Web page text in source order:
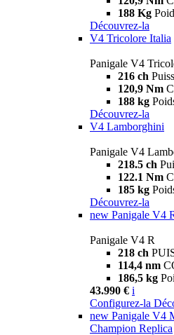
188 Kg
Découvrez-la
V4 Tricolore Italia
Panigale V4
216 ch
120,9 Nm
188 kg
Découvrez-la
V4 Lamborghini
Panigale V4
218.5 ch
122.1 Nm
185 kg
Découvrez-la
new Panigale V4
Panigale V4 R
218 ch
114,4 nm
186,5 kg
43.990 € i
Configurez-la
new Panigale V4
Champion Replica